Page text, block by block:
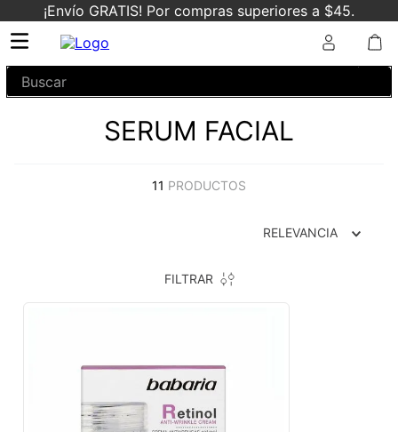
¡Envío GRATIS! Por compras superiores a $45.
Buscar
SERUM FACIAL
11 PRODUCTOS
RELEVANCIA
FILTRAR